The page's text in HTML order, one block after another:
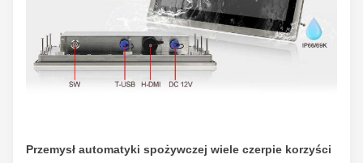
Przemysł automatyki spożywczej wiele czerpie korzyści